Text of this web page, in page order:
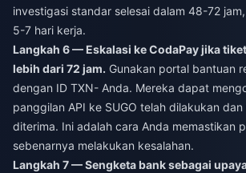
investigasi standar selesai dalam 48-72
5-7 hari kerja.
Langkah 6 — Eskalasi ke CodaPay jika
lebih dari 72 jam. Gunakan portal bantuan
dengan ID TXN- Anda. Mereka dapat
panggilan API ke SUGO telah dilakukan
diterima. Ini adalah cara Anda memastikan
sebenarnya melakukan kesalahan.
Langkah 7 — Sengketa bank sebagai